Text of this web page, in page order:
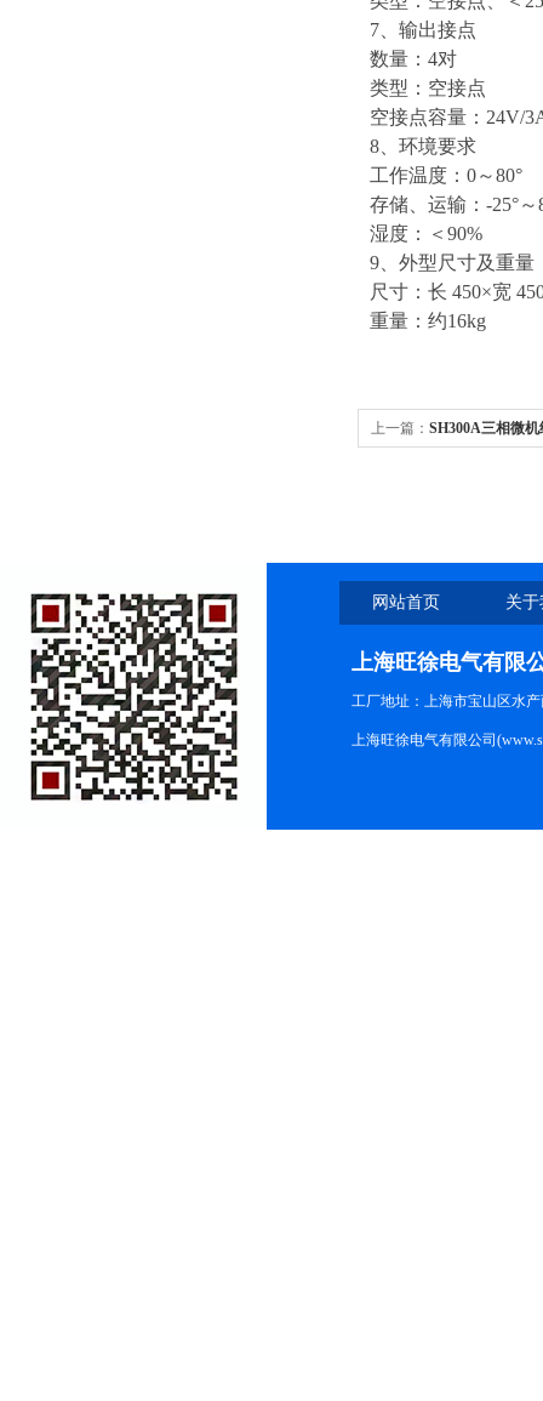
7、输出接点
数量：4对
类型：空接点
空接点容量：24V/
8、环境要求
工作温度：0～80°
存储、运输：-25°～
湿度：＜90%
9、外型尺寸及重量
尺寸：长 450×宽
重量：约16kg
上一篇： SH300A三相微
网站首页 关
上海旺徐电气有限
工厂地址：上海市宝山区水产
上海旺徐电气有限公司